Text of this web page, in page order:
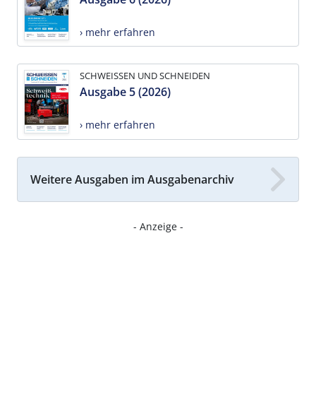
› mehr erfahren
SCHWEISSEN UND SCHNEIDEN
Ausgabe 5 (2026)
› mehr erfahren
Weitere Ausgaben im Ausgabenarchiv
- Anzeige -